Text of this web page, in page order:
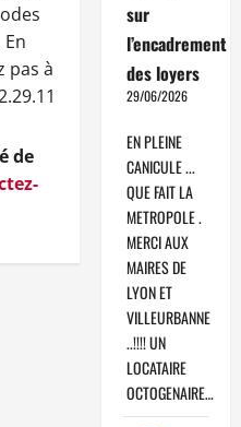
pas à
de
sur
l’encadrement
des loyers
29/06/2026
EN PLEINE
CANICULE ...
QUE FAIT LA
METROPOLE .
MERCI AUX
MAIRES DE
LYON ET
VILLEURBANNE
..!!!! UN
LOCATAIRE
OCTOGENAIRE…